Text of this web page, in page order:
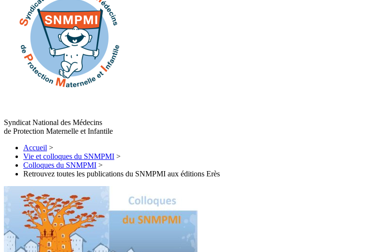
Syndicat National des Médecins
de Protection Maternelle et Infantile
Accueil >
Vie et colloques du SNMPMI >
Colloques du SNMPMI >
Retrouvez toutes les publications du SNMPMI aux éditions Erès